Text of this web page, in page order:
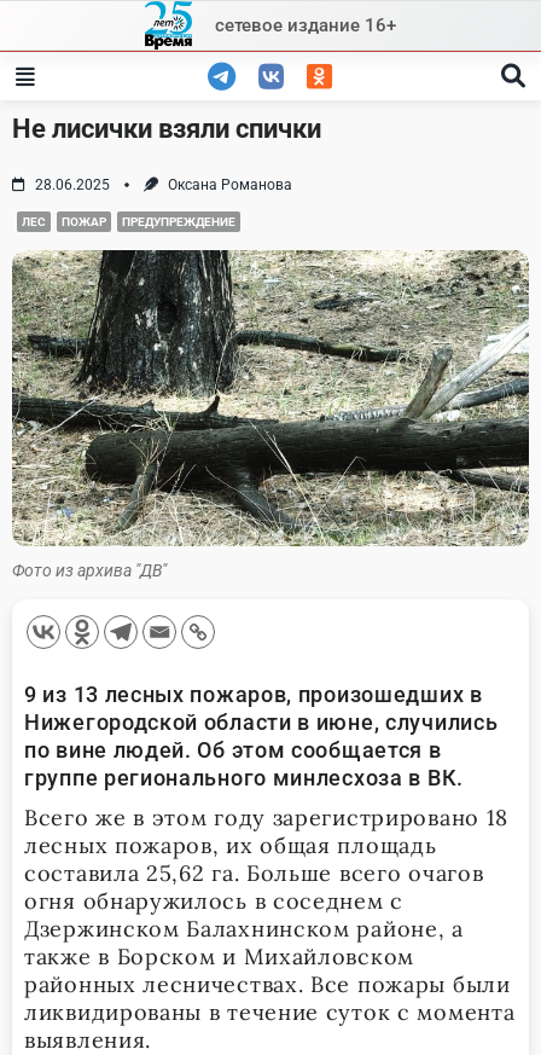
content
сетевое издание 16+
Не лисички взяли спички
28.06.2025 Оксана Романова
ЛЕС ПОЖАР ПРЕДУПРЕЖДЕНИЕ
Фото из архива "ДВ"
9 из 13 лесных пожаров, произошедших в
Нижегородской области в июне, случились
по вине людей. Об этом сообщается в
группе регионального минлесхоза в ВК.
Всего же в этом году зарегистрировано 18
лесных пожаров, их общая площадь
составила 25,62 га. Больше всего очагов
огня обнаружилось в соседнем с
Дзержинском Балахнинском районе, а
также в Борском и Михайловском
районных лесничествах. Все пожары были
ликвидированы в течение суток с момента
выявления.